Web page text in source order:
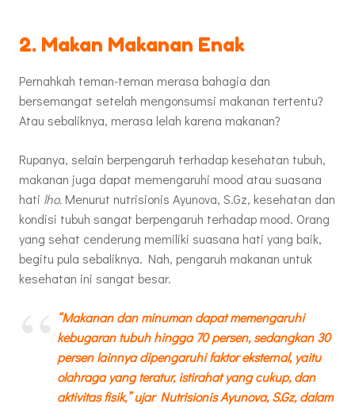
2. Makan Makanan Enak
Pernahkah teman-teman merasa bahagia dan
bersemangat setelah mengonsumsi makanan tertentu?
Atau sebaliknya, merasa lelah karena makanan?
Rupanya, selain berpengaruh terhadap kesehatan tubuh,
makanan juga dapat memengaruhi mood atau suasana
hati lho. Menurut nutrisionis Ayunova, S.Gz, kesehatan dan
kondisi tubuh sangat berpengaruh terhadap mood. Orang
yang sehat cenderung memiliki suasana hati yang baik,
begitu pula sebaliknya. Nah, pengaruh makanan untuk
kesehatan ini sangat besar.
“Makanan dan minuman dapat memengaruhi
kebugaran tubuh hingga 70 persen, sedangkan 30
persen lainnya dipengaruhi faktor eksternal, yaitu
olahraga yang teratur, istirahat yang cukup, dan
aktivitas fisik,” ujar Nutrisionis Ayunova, S.Gz, dalam